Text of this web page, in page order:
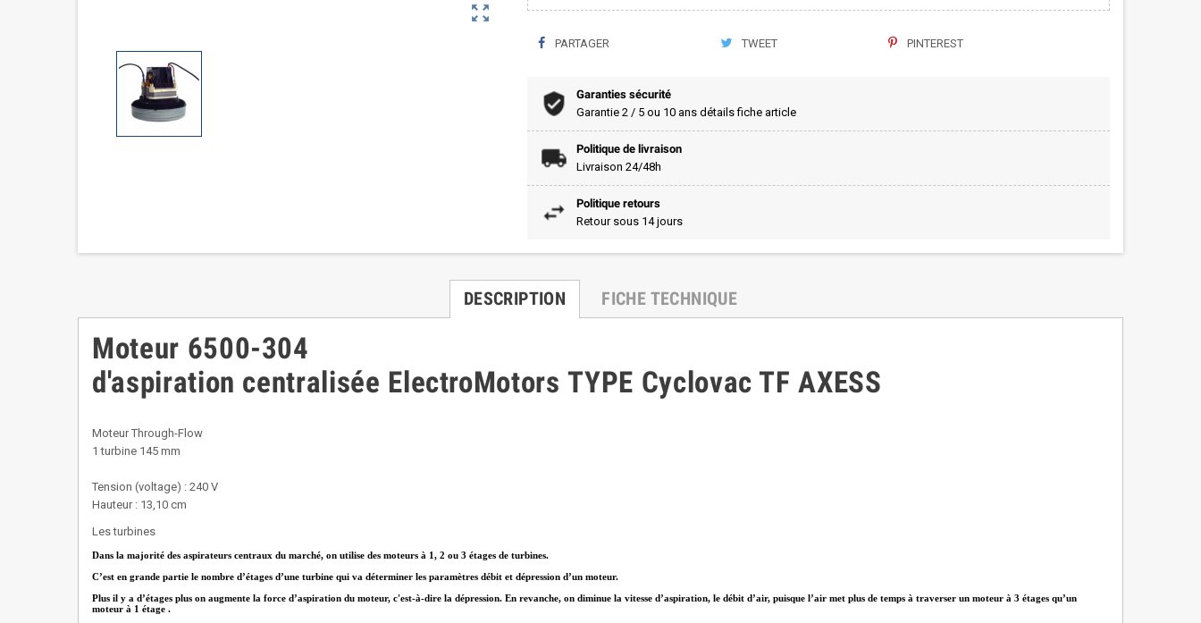
zoom_out_map
PARTAGER TWEET PINTEREST
Garanties sécurité
Garantie 2 / 5 ou 10 ans détails fiche article
Politique de livraison
Livraison 24/48h
Politique retours
Retour sous 14 jours
DESCRIPTION FICHE TECHNIQUE
Moteur 6500-304
d'aspiration centralisée ElectroMotors TYPE Cyclovac TF AXESS
Moteur Through-Flow
1 turbine 145 mm
Tension (voltage) : 240 V
Hauteur : 13,10 cm
Les turbines
Dans la majorité des aspirateurs centraux du marché, on utilise des moteurs à 1, 2 ou 3 étages de turbines.
C’est en grande partie le nombre d’étages d’une turbine qui va déterminer les paramètres débit et dépression d’un moteur.
Plus il y a d’étages plus on augmente la force d’aspiration du moteur, c'est-à-dire la dépression. En revanche, on diminue la vitesse d’aspiration, le débit d’air, puisque l’air met plus de temps à traverser un moteur à 3 étages qu’un
moteur à 1 étage .